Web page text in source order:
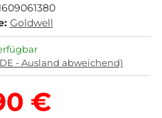
Goldwell
- Ausland abweichend)
€